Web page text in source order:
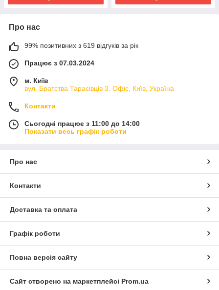
Про нас
99% позитивних з 619 відгуків за рік
Працює з 07.03.2024
м. Київ
вул. Братства Тарасівців 3. Офіс, Київ, Україна
Контакти
Сьогодні працює з 11:00 до 14:00
Показати весь графік роботи
Про нас
Контакти
Доставка та оплата
Графік роботи
Повна версія сайту
Сайт створено на маркетплейсі Prom.ua